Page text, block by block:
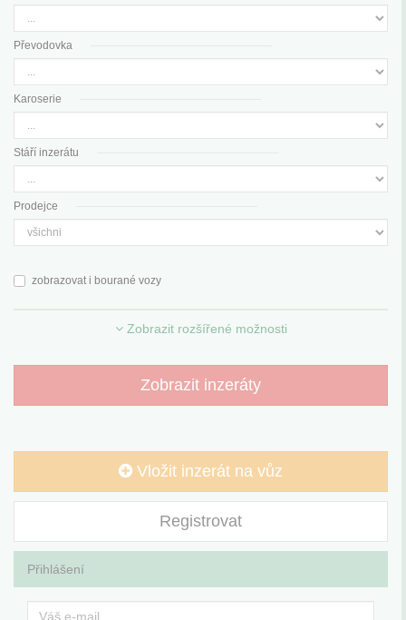
Převodovka
Karoserie
Stáří inzerátu
Prodejce
zobrazovat i bourané vozy
Zobrazit rozšířené možnosti
Zobrazit inzeráty
Vložit inzerát na vůz
Registrovat
Přihlášení